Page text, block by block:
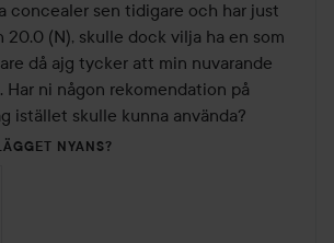
concealer sen tidigare och har just
20.0 (N), skulle dock vilja ha en som
då ajg tycker att min nuvarande
Har ni någon rekomendation på
istället skulle kunna använda?
NYANS?